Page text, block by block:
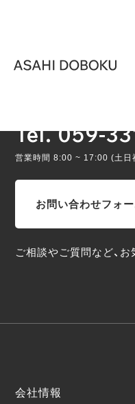
Tel. 059-
営業時間 8:00 ~ 17:00 (土日
お問い合わせフォ
ご相談やご質問など、
会社情報